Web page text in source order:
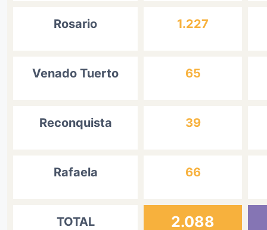
Rosario 1.227
Venado Tuerto 65
Reconquista 39
Rafaela 66
TOTAL 2.088